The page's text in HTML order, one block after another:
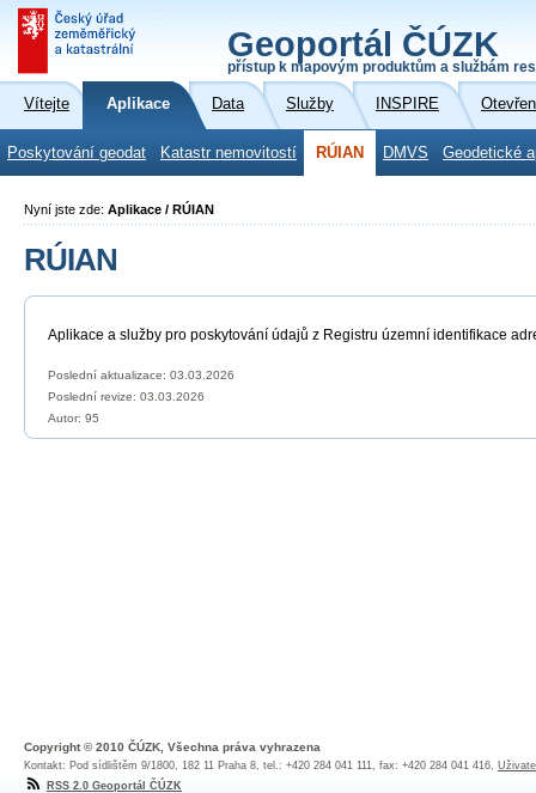
Geoportál ČÚZK
přístup k mapovým produktům a službám
Vítejte Aplikace Data Služby INSPIRE
Poskytování geodat Katastr nemovitostí RÚIAN DMVS Geodetické
Nyní jste zde: Aplikace / RÚIAN
RÚIAN
Aplikace a služby pro poskytování údajů z Registru územní identifikace
Poslední aktualizace: 03.03.2026
Poslední revize: 03.03.2026
Autor: 95
Copyright © 2010 ČÚZK, Všechna práva vyhrazena
Kontakt: Pod sídlištěm 9/1800, 182 11 Praha 8, tel.: +420 284 041 111, fax: +420 284 041 416,
RSS 2.0 Geoportál ČÚZK